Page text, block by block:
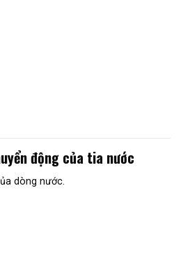
động của tia nước
dòng nước.